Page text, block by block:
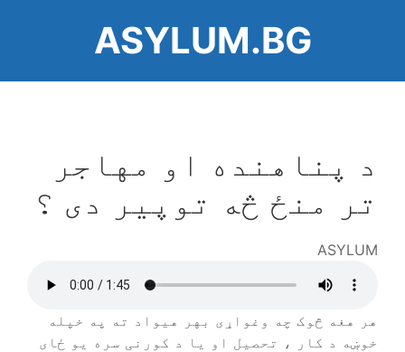
ASYLUM.BG
د پناهنده او مهاجر
تر منځ څه توپیر دی ؟
ASYLUM
هر هغه څوک چه وغواړی بهر هیواد ته په خپله
خوښه د کار ، تحصیل او یا د کورنی سره یو ځای